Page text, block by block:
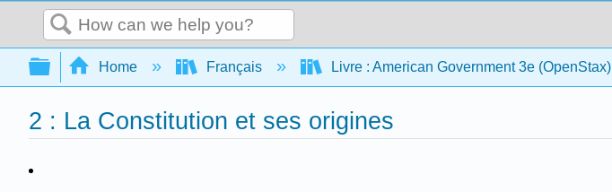
Search
Expand/collapse global hierarchy
Home Français Livre : American Government 3e (OpenStax)
2 : La Constitution et ses origines